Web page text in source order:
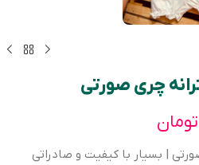
چری صورتی
تومان
| بسیار با کیفیت و صادراتی